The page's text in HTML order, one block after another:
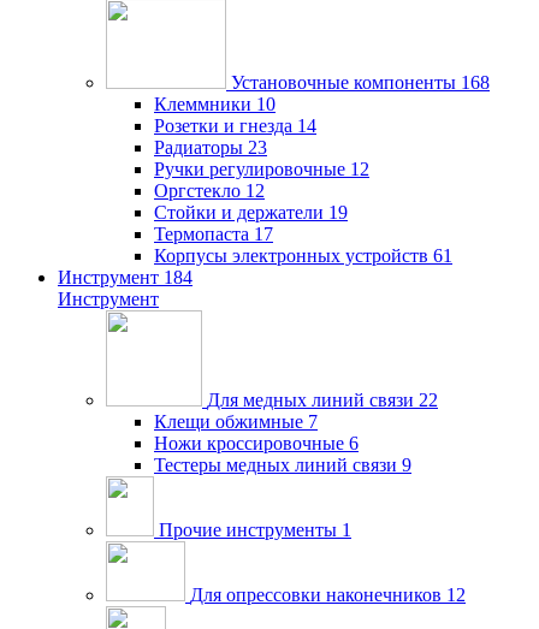
Установочные компоненты 168
Клеммники 10
Розетки и гнезда 14
Радиаторы 23
Ручки регулировочные 12
Оргстекло 12
Стойки и держатели 19
Термопаста 17
Корпусы электронных устройств 61
Инструмент 184
Инструмент
Для медных линий связи 22
Клещи обжимные 7
Ножи кроссировочные 6
Тестеры медных линий связи 9
Прочие инструменты 1
Для опрессовки наконечников 12